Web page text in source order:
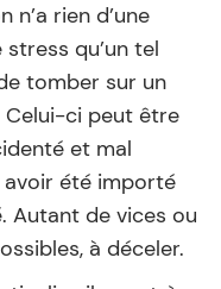
n’a rien d’une
qu’un tel
tomber sur un
Celui-ci peut être
et mal
avoir été importé
Autant de vices ou
à déceler.